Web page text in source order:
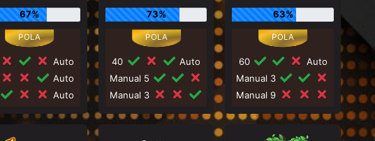
67%
Auto
Auto
Auto
73%
40
Auto
Manual 5
Manual 3
63%
60
Auto
Manual 3
Manual 9